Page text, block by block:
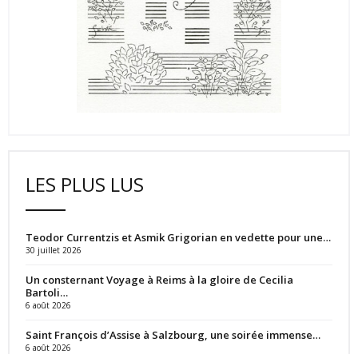
LES PLUS LUS
Teodor Currentzis et Asmik Grigorian en vedette pour une…
30 juillet 2026
Un consternant Voyage à Reims à la gloire de Cecilia
Bartoli…
6 août 2026
Saint François d’Assise à Salzbourg, une soirée immense…
6 août 2026